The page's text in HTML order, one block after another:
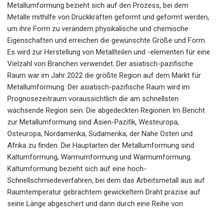
Metallumformung bezieht sich auf den Prozess, bei dem
Metalle mithilfe von Druckkräften geformt und geformt werden,
um ihre Form zu verändern physikalische und chemische
Eigenschaften und erreichen die gewünschte Größe und Form.
Es wird zur Herstellung von Metallteilen und -elementen für eine
Vielzahl von Branchen verwendet. Der asiatisch-pazifische
Raum war im Jahr 2022 die größte Region auf dem Markt für
Metallumformung. Der asiatisch-pazifische Raum wird im
Prognosezeitraum voraussichtlich die am schnellsten
wachsende Region sein. Die abgedeckten Regionen Im Bericht
zur Metallumformung sind Asien-Pazifik, Westeuropa,
Osteuropa, Nordamerika, Südamerika, der Nahe Osten und
Afrika zu finden. Die Hauptarten der Metallumformung sind
Kaltumformung, Warmumformung und Warmumformung.
Kaltumformung bezieht sich auf eine hoch-
Schnellschmiedeverfahren, bei dem das Arbeitsmetall aus auf
Raumtemperatur gebrachtem gewickeltem Draht präzise auf
seine Länge abgeschert und dann durch eine Reihe von